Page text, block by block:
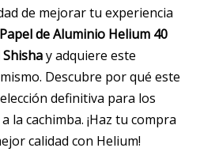
de mejorar tu experiencia
Papel de Aluminio Helium 40
y adquiere este
Descubre por qué este
definitiva para los
la cachimba. ¡Haz tu compra
calidad con Helium!